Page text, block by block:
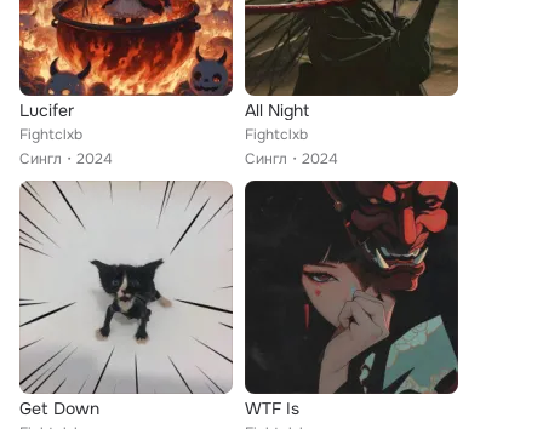
Lucifer
Fightclxb
Сингл
2024
All Night
Fightclxb
Сингл
2024
Get Down WTF Is